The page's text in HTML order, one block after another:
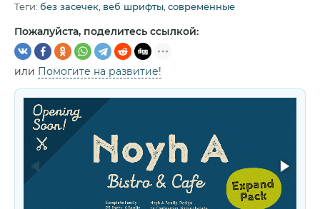
Теги: без засечек веб шрифты современные
Пожалуйста, поделитесь ссылкой:
или Помогите на развитие!